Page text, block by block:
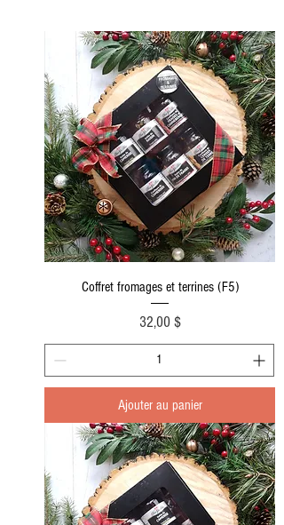
Coffret fromages et terrines (F5)
Prix
32,00 $
Ajouter au panier